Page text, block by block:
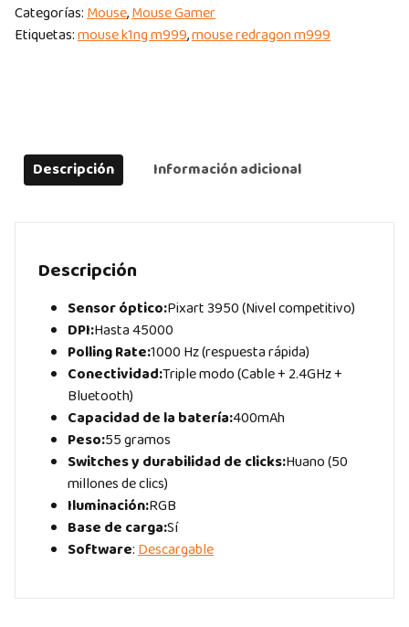
K1NG
M999
DE
CARGA
quantity
Categorías:Mouse,Mouse Gamer
Etiquetas:mouse k1ng m999,mouse redragon m999
Descripción Información adicional
Descripción
Sensor óptico:Pixart 3950 (Nivel competitivo)
DPI:Hasta 45000
Polling Rate:1000 Hz (respuesta rápida)
Conectividad:Triple modo (Cable + 2.4GHz +
Bluetooth)
Capacidad de la batería:400mAh
Peso:55 gramos
Switches y durabilidad de clicks:Huano (50
millones de clics)
Iluminación:RGB
Base de carga:Sí
Software:Descargable